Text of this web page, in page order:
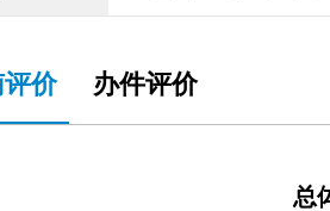
价 办件评价
总